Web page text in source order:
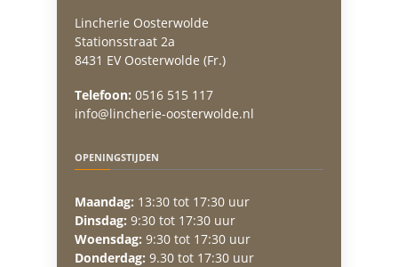
Lincherie Oosterwolde
Stationsstraat 2a
8431 EV Oosterwolde (Fr.)
Telefoon: 0516 515 117
info@lincherie-oosterwolde.nl
OPENINGSTIJDEN
Maandag: 13:30 tot 17:30 uur
Dinsdag: 9:30 tot 17:30 uur
Woensdag: 9:30 tot 17:30 uur
Donderdag: 9.30 tot 17:30 uur